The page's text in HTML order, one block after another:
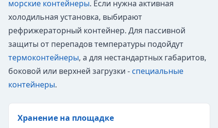
морские контейнеры. Если нужна активная
холодильная установка, выбирают
рефрижераторный контейнер. Для пассивной
защиты от перепадов температуры подойдут
термоконтейнеры, а для нестандартных габаритов,
боковой или верхней загрузки - специальные
контейнеры.
Хранение на площадке